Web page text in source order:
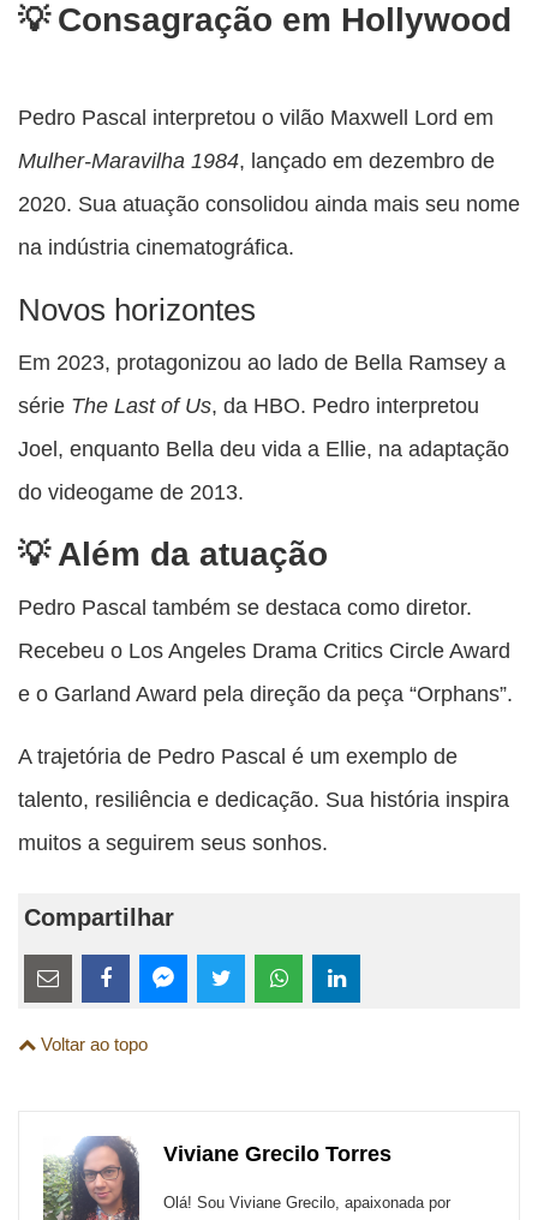
Consagração em Hollywood
Pedro Pascal interpretou o vilão Maxwell Lord em
Mulher-Maravilha 1984, lançado em dezembro de
2020. Sua atuação consolidou ainda mais seu nome
na indústria cinematográfica.
Novos horizontes
Em 2023, protagonizou ao lado de Bella Ramsey a
série The Last of Us, da HBO. Pedro interpretou
Joel, enquanto Bella deu vida a Ellie, na adaptação
do videogame de 2013.
Além da atuação
Pedro Pascal também se destaca como diretor.
Recebeu o Los Angeles Drama Critics Circle Award
e o Garland Award pela direção da peça “Orphans”.
A trajetória de Pedro Pascal é um exemplo de
talento, resiliência e dedicação. Sua história inspira
muitos a seguirem seus sonhos.
Compartilhar
Estes
links
são
sites
esta
Email
esta
FacebookMessenger
TwitterWhatsApp
LinkedIn
Voltar ao topo
Viviane Grecilo Torres
Olá! Sou Viviane Grecilo, apaixonada por